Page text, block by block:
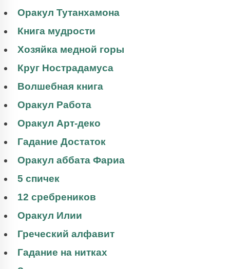
Оракул Тутанхамона
Книга мудрости
Хозяйка медной горы
Круг Нострадамуса
Волшебная книга
Оракул Работа
Оракул Арт-деко
Гадание Достаток
Оракул аббата Фариа
5 спичек
12 сребреников
Оракул Илии
Греческий алфавит
Гадание на нитках